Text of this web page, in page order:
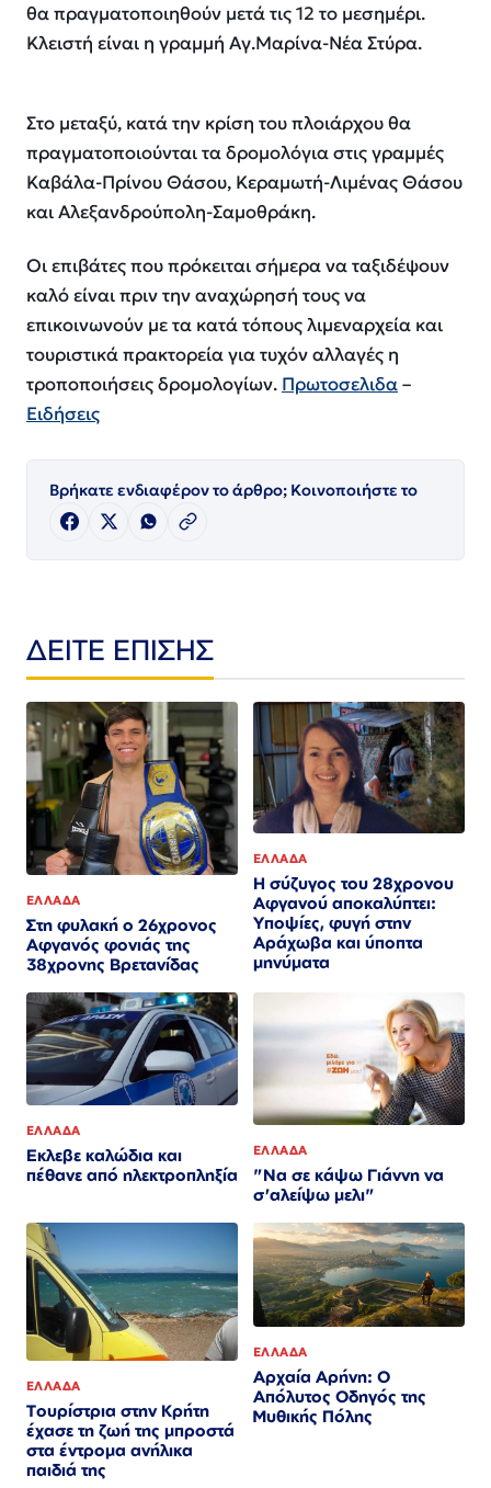
θα πραγματοποιηθούν μετά τις 12 το μεσημέρι.
Κλειστή είναι η γραμμή Αγ.Μαρίνα-Νέα Στύρα.
Στο μεταξύ, κατά την κρίση του πλοιάρχου θα
πραγματοποιούνται τα δρομολόγια στις γραμμές
Καβάλα-Πρίνου Θάσου, Κεραμωτή-Λιμένας Θάσου
και Αλεξανδρούπολη-Σαμοθράκη.
Οι επιβάτες που πρόκειται σήμερα να ταξιδέψουν
καλό είναι πριν την αναχώρησή τους να
επικοινωνούν με τα κατά τόπους λιμεναρχεία και
τουριστικά πρακτορεία για τυχόν αλλαγές η
τροποποιήσεις δρομολογίων. Πρωτοσελιδα–
Ειδήσεις
Βρήκατε ενδιαφέρον το άρθρο; Κοινοποιήστε το
ΔΕΙΤΕ ΕΠΙΣΗΣ
ΕΛΛΑΔΑ
Στη φυλακή ο 26χρονος
Αφγανός φονιάς της
38χρονης Βρετανίδας
ΕΛΛΑΔΑ
Η σύζυγος του 28χρονου
Αφγανού αποκαλύπτει:
Υποψίες, φυγή στην
Αράχωβα και ύποπτα
μηνύματα
ΕΛΛΑΔΑ
Εκλεβε καλώδια και
πέθανε από ηλεκτροπληξία
ΕΛΛΑΔΑ
"Να σε κάψω Γιάννη να
σ'αλείψω μελι"
ΕΛΛΑΔΑ
Τουρίστρια στην Κρήτη
έχασε τη ζωή της μπροστά
στα έντρομα ανήλικα
παιδιά της
ΕΛΛΑΔΑ
Αρχαία Αρήνη: Ο
Απόλυτος Οδηγός της
Μυθικής Πόλης